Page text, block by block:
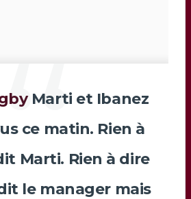
Marti et Ibanez
ce matin. Rien à
Marti. Rien à dire
le manager mais